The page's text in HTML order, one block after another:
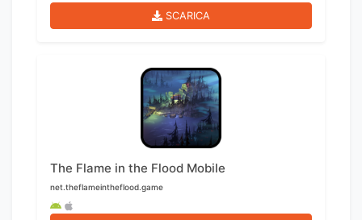
SCARICA
The Flame in the Flood Mobile
net.theflameintheflood.game